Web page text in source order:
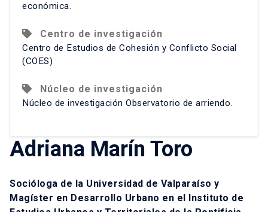
económica.
Centro de investigación
Centro de Estudios de Cohesión y Conflicto Social
(COES)
Núcleo de investigación
Núcleo de investigación Observatorio de arriendo.
Adriana Marín Toro
Socióloga de la Universidad de Valparaíso y
Magíster en Desarrollo Urbano en el Instituto de